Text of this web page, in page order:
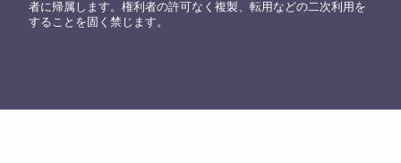
者に帰属します。権利者の許可なく複製、転用などの二次利用を
することを固く禁じます。